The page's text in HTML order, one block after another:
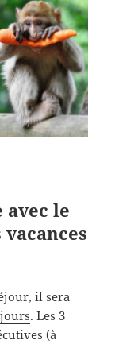
le
vacances
il sera
. Les 3
(à